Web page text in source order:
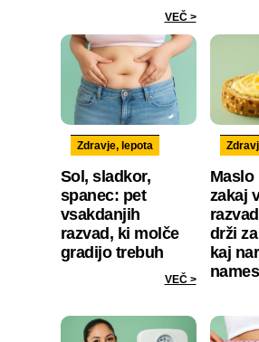
VEČ >
Zdravje, lepota
Sol, sladkor,
spanec: pet
vsakdanjih
razvad, ki molče
gradijo trebuh
VEČ >
Maslo
zakaj
drži
kaj